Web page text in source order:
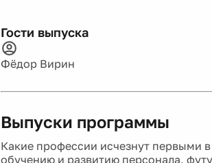
Гости выпуска
Фёдор Вирин
Выпуски программы
Какие профессии исчезнут первыми
обучению и развитию персонала,